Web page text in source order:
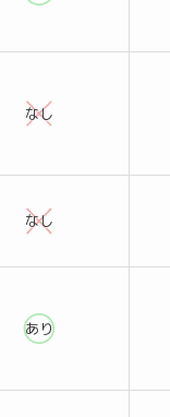
なし
なし
あり